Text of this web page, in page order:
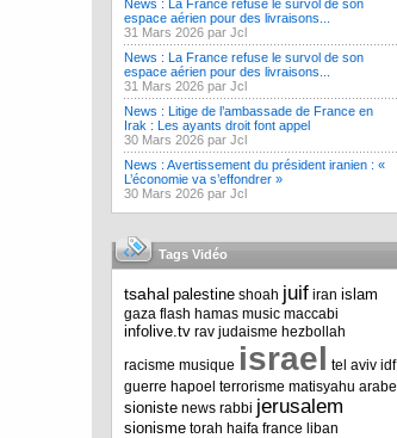
News : La France refuse le survol de son
espace aérien pour des livraisons...
31 Mars 2026 par Jcl
News : La France refuse le survol de son
espace aérien pour des livraisons...
31 Mars 2026 par Jcl
News : Litige de l’ambassade de France en
Irak : Les ayants droit font appel
30 Mars 2026 par Jcl
News : Avertissement du président iranien : «
L’économie va s’effondrer »
30 Mars 2026 par Jcl
Tags Vidéo
tsahal palestine shoah juif iran islam
gaza flash hamas music maccabi
infolive.tv rav judaisme hezbollah
racisme musique israel tel aviv idf
guerre hapoel terrorisme matisyahu arabe
sioniste news rabbi jerusalem
sionisme torah haifa france liban